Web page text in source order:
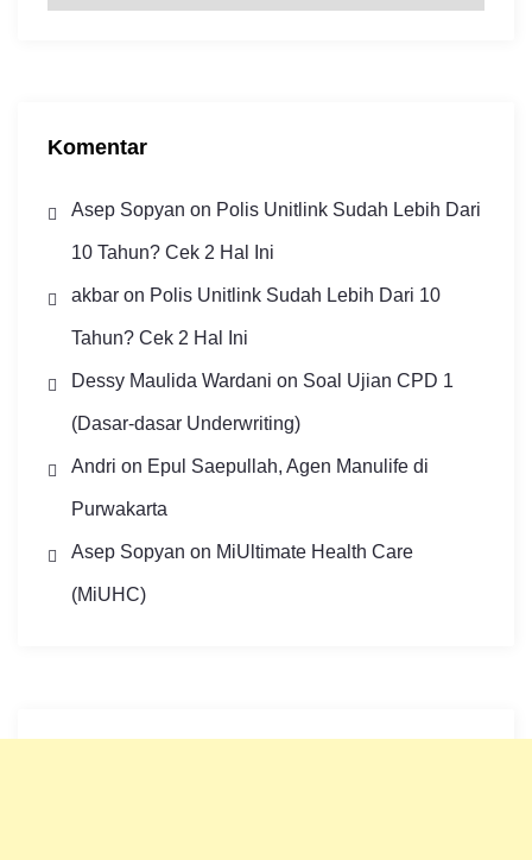
Komentar
Asep Sopyan on Polis Unitlink Sudah Lebih Dari
10 Tahun? Cek 2 Hal Ini
akbaron Polis Unitlink Sudah Lebih Dari 10
Tahun? Cek 2 Hal Ini
Dessy Maulida Wardani on Soal Ujian CPD 1
(Dasar-dasar Underwriting)
Andri on Epul Saepullah, Agen Manulife di
Purwakarta
Asep Sopyan on MiUltimate Health Care
(MiUHC)